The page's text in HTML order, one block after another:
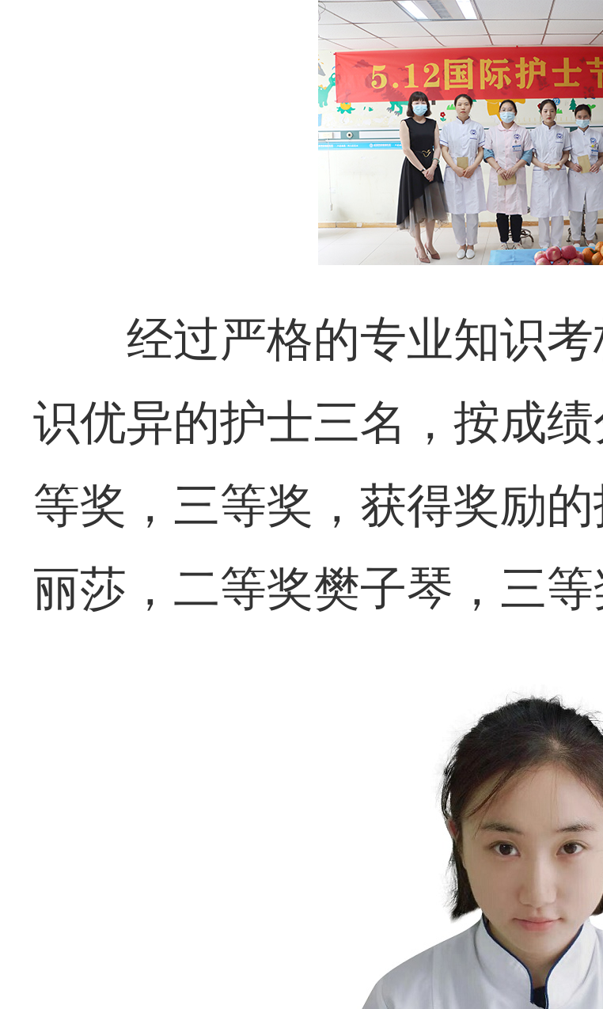
经过严格的专业知识
识优异的护士三名，按成
等奖，三等奖，获得奖励
丽莎，二等奖樊子琴，三等